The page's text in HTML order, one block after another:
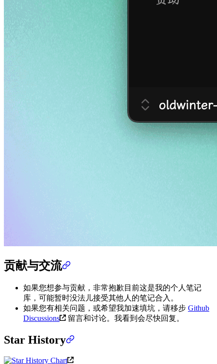
贡献与交流
如果您想参与贡献，非常抱歉目前这是我的个人笔记
库，可能暂时没法儿接受其他人的笔记合入。
如果您有相关问题，或希望我加速填坑，请移步 Github
Discussions
留言和讨论。我看到会尽快回复。
Star History